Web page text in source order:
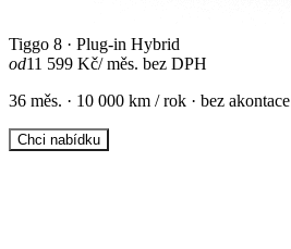
Tiggo 8 · Plug-in Hybrid
od11 599 Kč/ měs. bez DPH
36 měs. · 10 000 km / rok · bez akontace
Chci nabídku